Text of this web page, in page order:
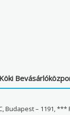
Budapest – 1191, ***